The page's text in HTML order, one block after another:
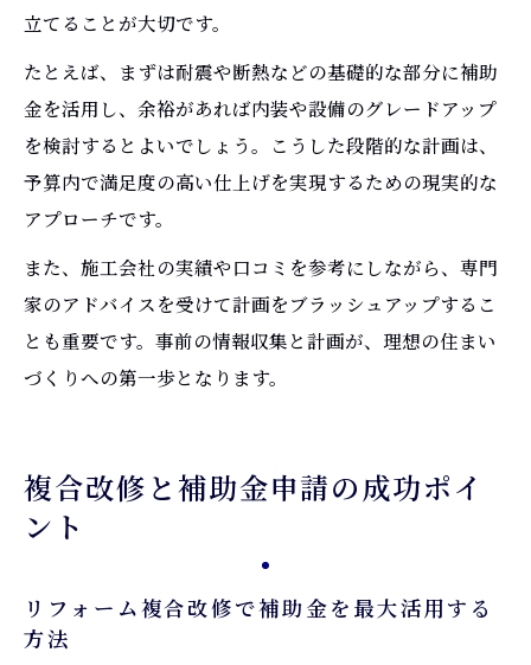
立てることが大切です。
たとえば、まずは耐震や断熱などの基礎的な部分に補助
金を活用し、余裕があれば内装や設備のグレードアップ
を検討するとよいでしょう。こうした段階的な計画は、
予算内で満足度の高い仕上げを実現するための現実的な
アプローチです。
また、施工会社の実績や口コミを参考にしながら、専門
家のアドバイスを受けて計画をブラッシュアップするこ
とも重要です。事前の情報収集と計画が、理想の住まい
づくりへの第一歩となります。
複合改修と補助金申請の成功ポイ
ント
リフォーム複合改修で補助金を最大活用する
方法